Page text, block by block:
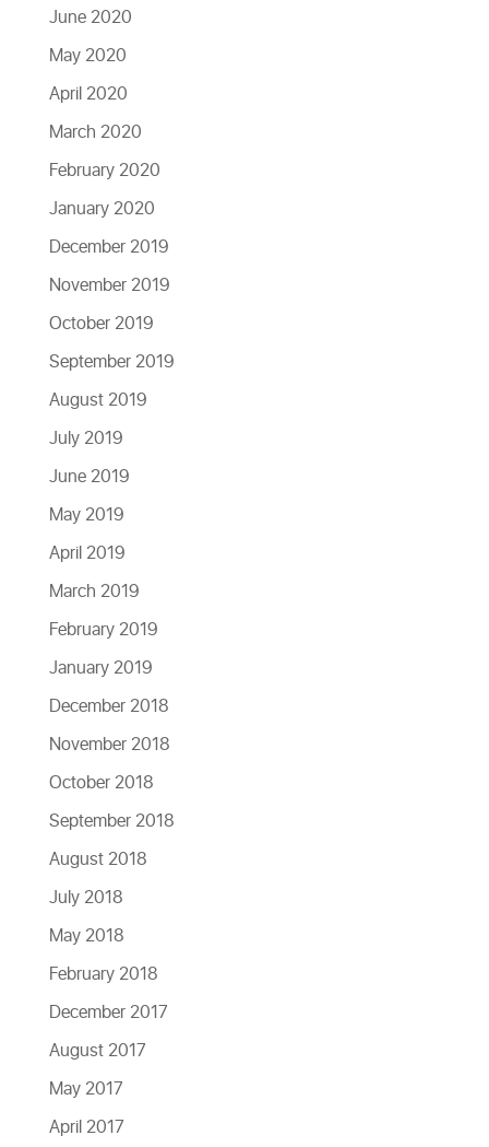
June 2020
May 2020
April 2020
March 2020
February 2020
January 2020
December 2019
November 2019
October 2019
September 2019
August 2019
July 2019
June 2019
May 2019
April 2019
March 2019
February 2019
January 2019
December 2018
November 2018
October 2018
September 2018
August 2018
July 2018
May 2018
February 2018
December 2017
August 2017
May 2017
April 2017